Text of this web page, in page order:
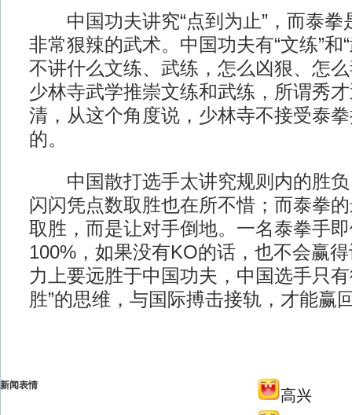
中国功夫讲究“点到为止”，而泰拳
非常狠辣的武术。中国功夫有“文练”和
不讲什么文练、武练，怎么凶狠、怎
少林寺武学推崇文练和武练，所谓秀
清，从这个角度说，少林寺不接受泰
的。
中国散打选手太讲究规则内的胜负
闪闪凭点数取胜也在所不惜；而泰拳
取胜，而是让对手倒地。一名泰拳手
100%，如果没有KO的话，也不会赢
力上要远胜于中国功夫，中国选手只
胜”的思维，与国际搏击接轨，才能赢
新闻表情
高兴